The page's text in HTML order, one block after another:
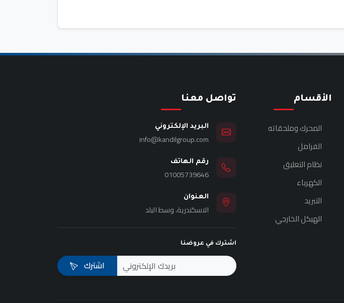
الأقسام
المحرك وملحقاته
الفرامل
نظام التعليق
الكهرباء
التبريد
الهيكل الخارجي
تواصل معنا
البريد الإلكتروني
info@kandilgroup.com
رقم الهاتف
01005739646
العنوان
الاسكندرية، وسط البلد
اشترك في عروضنا
اشترك